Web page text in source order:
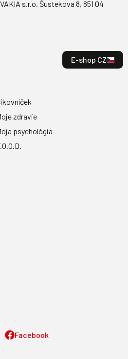
Facebook
s.r.o. Šustekova 8, 851 04
E-shop CZ
zdravie
psychológia